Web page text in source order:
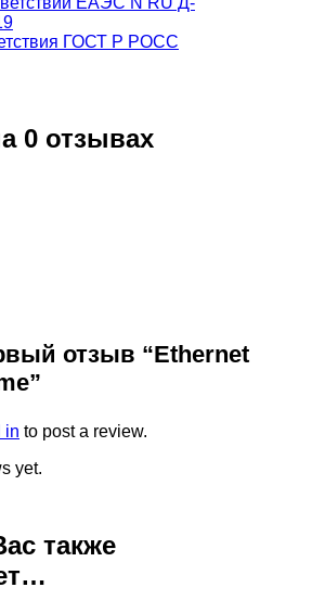
ГОСТ Р РОСС
0 отзывах
отзыв “Ethernet
in to post a review.
yet.
также